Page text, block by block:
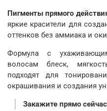
Пигменты прямого
яркие красители для
оттенков без аммиака и
Формула с
волосам блеск,
подходят для
окрашивания и создания
Закажите прямо